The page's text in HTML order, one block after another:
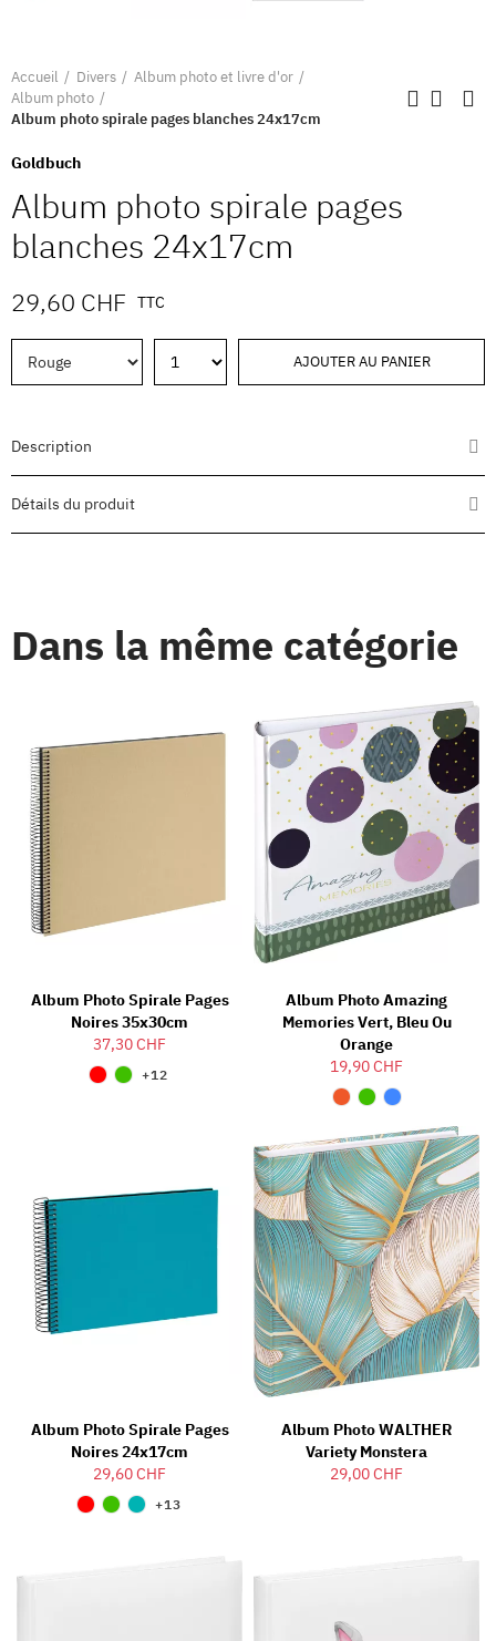
Accueil Divers
Album photo et livre d'or
Album photo
Album photo spirale pages blanches 24x17cm
Goldbuch
Album photo spirale pages
blanches 24x17cm
29,60 CHF TTC
AJOUTER AU PANIER
Description
Détails du produit
Dans la même catégorie
Album Photo Spirale Pages
Noires 35x30cm
37,30 CHF
+12
Album Photo Amazing
Memories Vert, Bleu Ou
Orange
19,90 CHF
Album Photo Spirale Pages
Noires 24x17cm
29,60 CHF
+13
Album Photo WALTHER
Variety Monstera
29,00 CHF